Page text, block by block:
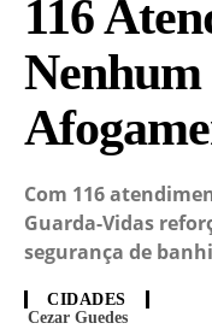
116
Com 116
Guarda-Vidas
segurança de
CIDADES
Cezar Guedes